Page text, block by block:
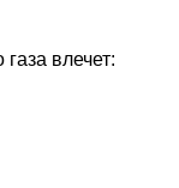
влечет: